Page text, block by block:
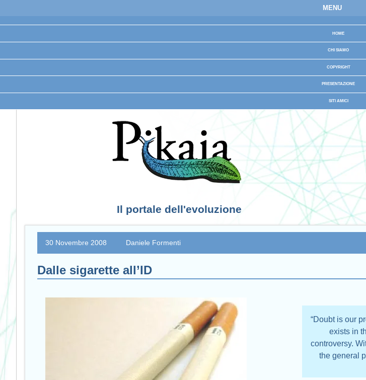
MENU
HOME
CHI SIAMO
COPYRIGHT
PRESENTAZIONE
SITI AMICI
Il portale dell'evoluzione
30 Novembre 2008 Daniele Formenti
Dalle sigarette all’ID
“Doubt is our
exists in
controversy.
the general